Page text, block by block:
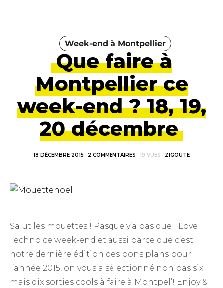
Week-end à Montpellier
Que faire à
Montpellier ce
week-end ? 18, 19,
20 décembre
18 DÉCEMBRE 2015 2 COMMENTAIRES 19 VUES ZIGOUTE
Salut les mouettes ! Pasque y’a pas que I Love
Techno ce week-end et aussi parce que c’est
notre dernière édition des bons plans pour
l’année 2015, on vous a sélectionné non pas six
mais dix sorties cools à faire à Montpel’! Enjoy &